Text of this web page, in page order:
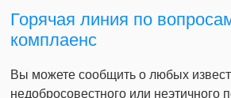
Горячая линия по
комплаенс
Вы можете сообщить о любых
недобросовестного или неэтичного